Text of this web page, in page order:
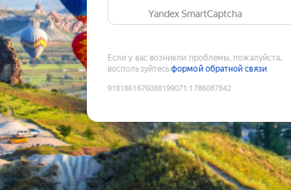
Yandex SmartCaptcha
Если у вас возникли проблемы, пожалуйста,
воспользуйтесьформой обратной связи
9181861676088199071 :1786087842